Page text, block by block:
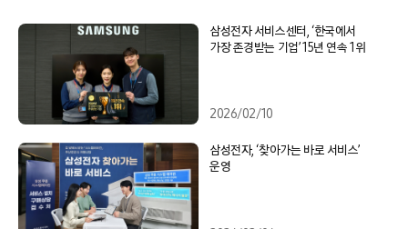
삼성전자 서비스센터, ‘한국에서
가장 존경받는 기업’ 15년 연속 1위
2026/02/10
삼성전자, ‘찾아가는 바로 서비스’
운영